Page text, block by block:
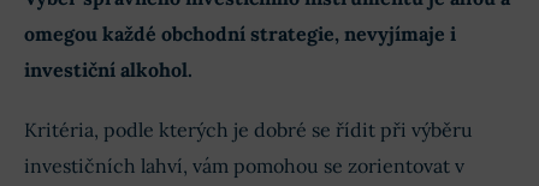
omegou každé obchodní strategie, nevyjímaje i
investiční alkohol.
Kritéria, podle kterých je dobré se řídit při výběru
investičních lahví, vám pomohou se zorientovat v